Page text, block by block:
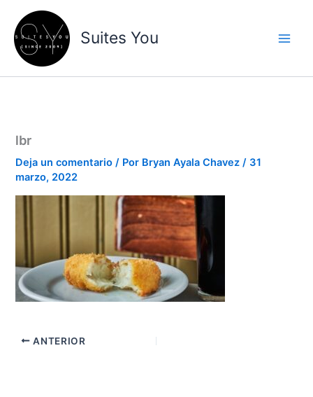
contenido
contenido
Suites You
lbr
Deja un comentario / Por Bryan Ayala Chavez/ 31
marzo, 2022
ANTERIOR